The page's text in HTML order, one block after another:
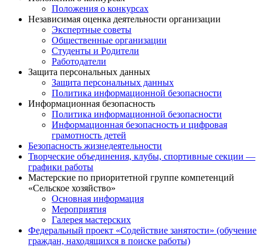
Положения о конкурсах
Независимая оценка деятельности организации
Экспертные советы
Общественные организации
Студенты и Родители
Работодатели
Защита персональных данных
Защита персональных данных
Политика информационной безопасности
Информационная безопасность
Политика информационной безопасности
Информационная безопасность и цифровая
грамотность детей
Безопасность жизнедеятельности
Творческие объединения, клубы, спортивные секции —
графики работы
Мастерские по приоритетной группе компетенций
«Сельское хозяйство»
Основная информация
Мероприятия
Галерея мастерских
Федеральный проект «Содействие занятости» (обучение
граждан, находящихся в поиске работы)